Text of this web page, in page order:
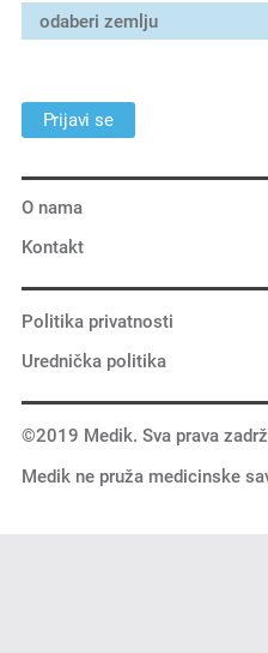
©2019 Medik. Sva prava
Medik ne pruža medicinske
O nama
Kontakt
Politika privatnosti
Urednička politika
Prijavi se